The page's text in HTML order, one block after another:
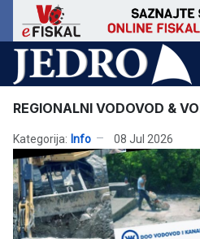
REGIONALNI VODOVOD &
Kategorija: Info 08 Jul 2026